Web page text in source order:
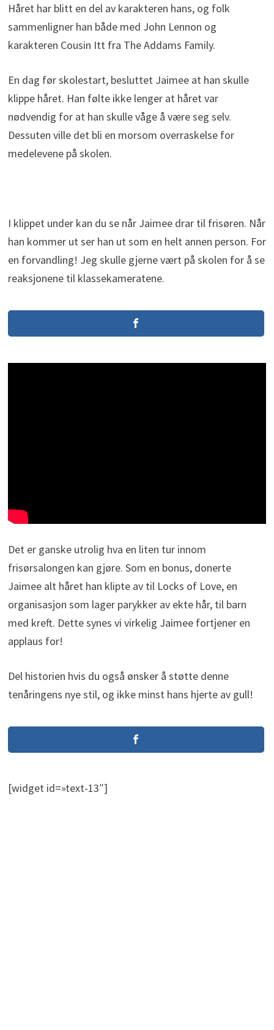
Håret har blitt en del av karakteren hans, og folk
sammenligner han både med John Lennon og
karakteren Cousin Itt fra The Addams Family.
En dag før skolestart, besluttet Jaimee at han skulle
klippe håret. Han følte ikke lenger at håret var
nødvendig for at han skulle våge å være seg selv.
Dessuten ville det bli en morsom overraskelse for
medelevene på skolen.
I klippet under kan du se når Jaimee drar til frisøren. Når
han kommer ut ser han ut som en helt annen person. For
en forvandling! Jeg skulle gjerne vært på skolen for å se
reaksjonene til klassekameratene.
Det er ganske utrolig hva en liten tur innom
frisørsalongen kan gjøre. Som en bonus, donerte
Jaimee alt håret han klipte av til Locks of Love, en
organisasjon som lager parykker av ekte hår, til barn
med kreft. Dette synes vi virkelig Jaimee fortjener en
applaus for!
Del historien hvis du også ønsker å støtte denne
tenåringens nye stil, og ikke minst hans hjerte av gull!
[widget id=»text-13″]